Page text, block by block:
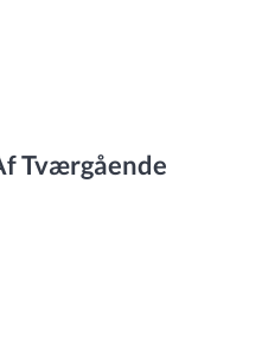
Tværgående